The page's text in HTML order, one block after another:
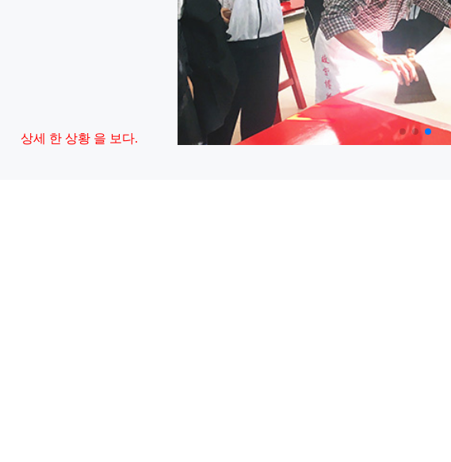
상세 한 상황 을 보다.